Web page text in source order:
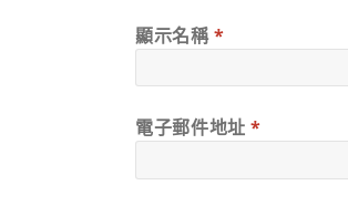
顯示名稱*
電子郵件地址*